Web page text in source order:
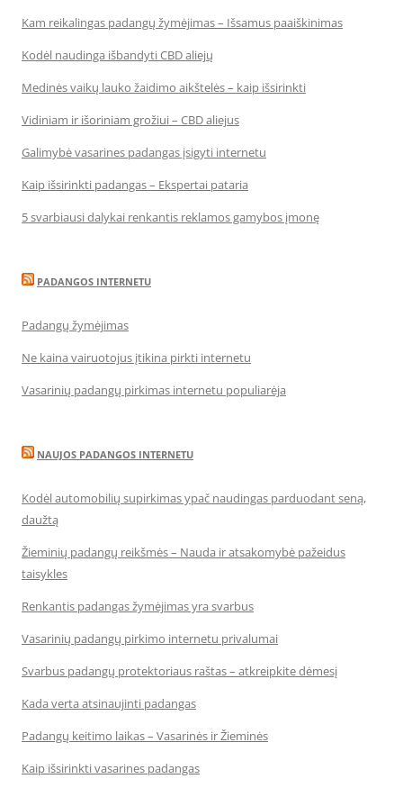
Kam reikalingas padangų žymėjimas – Išsamus paaiškinimas
Kodėl naudinga išbandyti CBD aliejų
Medinės vaikų lauko žaidimo aikštelės – kaip išsirinkti
Vidiniam ir išoriniam grožiui – CBD aliejus
Galimybė vasarines padangas įsigyti internetu
Kaip išsirinkti padangas – Ekspertai pataria
5 svarbiausi dalykai renkantis reklamos gamybos įmonę
PADANGOS INTERNETU
Padangų žymėjimas
Ne kaina vairuotojus įtikina pirkti internetu
Vasarinių padangų pirkimas internetu populiarėja
NAUJOS PADANGOS INTERNETU
Kodėl automobilių supirkimas ypač naudingas parduodant seną,
daužtą
Žieminių padangų reikšmės – Nauda ir atsakomybė pažeidus
taisykles
Renkantis padangas žymėjimas yra svarbus
Vasarinių padangų pirkimo internetu privalumai
Svarbus padangų protektoriaus raštas – atkreipkite dėmesį
Kada verta atsinaujinti padangas
Padangų keitimo laikas – Vasarinės ir Žieminės
Kaip išsirinkti vasarines padangas